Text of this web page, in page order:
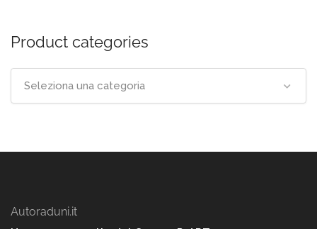
Product categories
Seleziona una categoria
Autoraduni.it